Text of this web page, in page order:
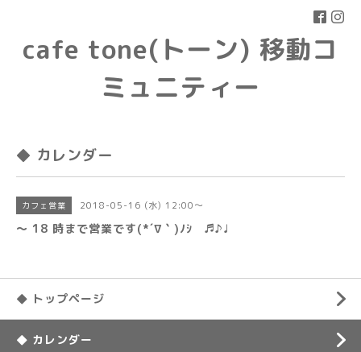
cafe tone(トーン) 移動コ
ミュニティー
◆ カレンダー
カフェ営業 2018-05-16 (水) 12:00～
〜 18 時まで営業です(*´∇｀)ﾉｼ ♬♪♩
◆ トップページ
◆ カレンダー